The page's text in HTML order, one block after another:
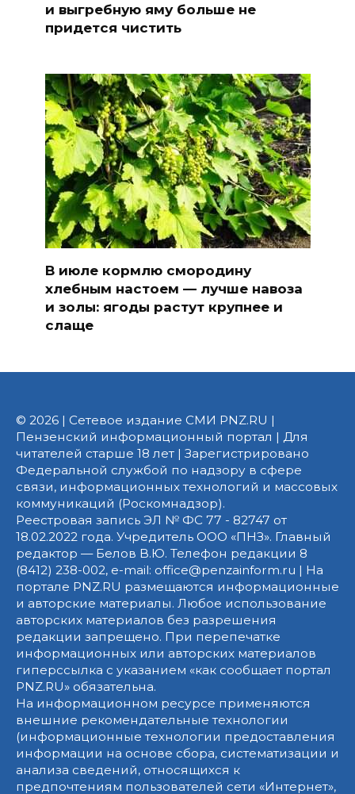
и выгребную яму больше не
придется чистить
В июле кормлю смородину
хлебным настоем — лучше навоза
и золы: ягоды растут крупнее и
слаще
© 2026 | Сетевое издание СМИ PNZ.RU |
Пензенский информационный портал | Для
читателей старше 18 лет | Зарегистрировано
Федеральной службой по надзору в сфере
связи, информационных технологий и массовых
коммуникаций (Роскомнадзор).
Реестровая запись ЭЛ № ФС 77 - 82747 от
18.02.2022 года. Учредитель ООО «ПНЗ». Главный
редактор — Белов В.Ю. Телефон редакции 8
(8412) 238-002, e-mail: office@penzainform.ru | На
портале PNZ.RU размещаются информационные
и авторские материалы. Любое использование
авторских материалов без разрешения
редакции запрещено. При перепечатке
информационных или авторских материалов
гиперссылка с указанием «как сообщает портал
PNZ.RU» обязательна.
На информационном ресурсе применяются
внешние рекомендательные технологии
(информационные технологии предоставления
информации на основе сбора, систематизации и
анализа сведений, относящихся к
предпочтениям пользователей сети «Интернет»,